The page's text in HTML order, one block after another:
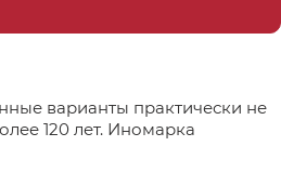
варианты практически не
120 лет. Иномарка